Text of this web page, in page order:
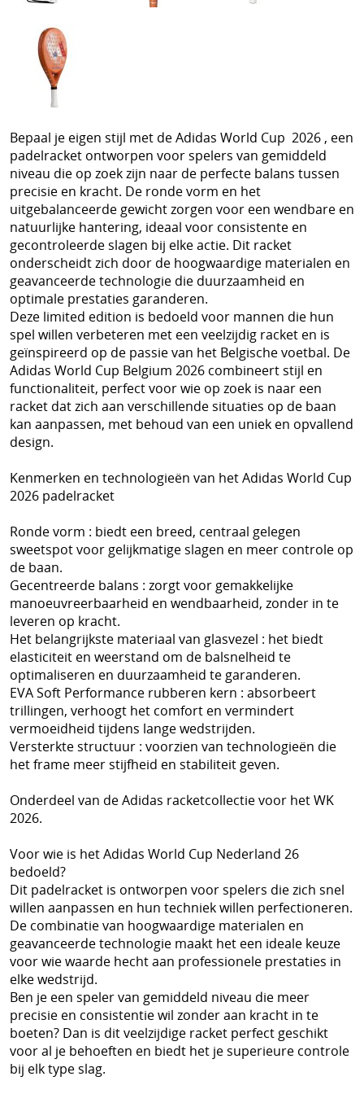
Tennis
Trainers Materiaal
Bepaal je eigen stijl met de Adidas World Cup 2026 , een
padelracket ontworpen voor spelers van gemiddeld
niveau die op zoek zijn naar de perfecte balans tussen
precisie en kracht. De ronde vorm en het
uitgebalanceerde gewicht zorgen voor een wendbare en
natuurlijke hantering, ideaal voor consistente en
gecontroleerde slagen bij elke actie. Dit racket
onderscheidt zich door de hoogwaardige materialen en
geavanceerde technologie die duurzaamheid en
optimale prestaties garanderen.
Deze limited edition is bedoeld voor mannen die hun
spel willen verbeteren met een veelzijdig racket en is
geïnspireerd op de passie van het Belgische voetbal. De
Adidas World Cup Belgium 2026 combineert stijl en
functionaliteit, perfect voor wie op zoek is naar een
racket dat zich aan verschillende situaties op de baan
kan aanpassen, met behoud van een uniek en opvallend
design.
Kenmerken en technologieën van het Adidas World Cup
2026 padelracket
Ronde vorm : biedt een breed, centraal gelegen
sweetspot voor gelijkmatige slagen en meer controle op
de baan.
Gecentreerde balans : zorgt voor gemakkelijke
manoeuvreerbaarheid en wendbaarheid, zonder in te
leveren op kracht.
Het belangrijkste materiaal van glasvezel : het biedt
elasticiteit en weerstand om de balsnelheid te
optimaliseren en duurzaamheid te garanderen.
EVA Soft Performance rubberen kern : absorbeert
trillingen, verhoogt het comfort en vermindert
vermoeidheid tijdens lange wedstrijden.
Versterkte structuur : voorzien van technologieën die
het frame meer stijfheid en stabiliteit geven.
Onderdeel van de Adidas racketcollectie voor het WK
2026.
Voor wie is het Adidas World Cup Nederland 26
bedoeld?
Dit padelracket is ontworpen voor spelers die zich snel
willen aanpassen en hun techniek willen perfectioneren.
De combinatie van hoogwaardige materialen en
geavanceerde technologie maakt het een ideale keuze
voor wie waarde hecht aan professionele prestaties in
elke wedstrijd.
Ben je een speler van gemiddeld niveau die meer
precisie en consistentie wil zonder aan kracht in te
boeten? Dan is dit veelzijdige racket perfect geschikt
voor al je behoeften en biedt het je superieure controle
bij elk type slag.